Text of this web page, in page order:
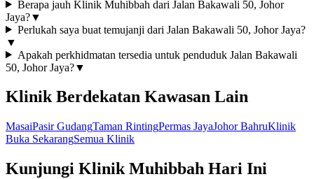
Berapa jauh Klinik Muhibbah dari Jalan Bakawali 50, Johor
Jaya?▼
Perlukah saya buat temujanji dari Jalan Bakawali 50, Johor Jaya?
▼
Apakah perkhidmatan tersedia untuk penduduk Jalan Bakawali
50, Johor Jaya?▼
Klinik Berdekatan Kawasan Lain
MasaiPasir GudangTaman RintingPermas JayaJohor BahruKlinik
Buka SekarangSemua Klinik
Kunjungi Klinik Muhibbah Hari Ini